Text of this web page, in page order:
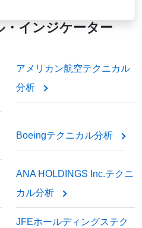
インジケーター
アメリカン航空テクニカル
分析
Boeingテクニカル分析
ANA HOLDINGS Inc.テクニ
カル分析
JFEホールディングステク